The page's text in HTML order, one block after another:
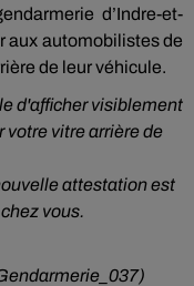
d’Indre-et-
aux automobilistes de
de leur véhicule.
d'afficher visiblement
votre vitre arrière de
attestation est
vous.